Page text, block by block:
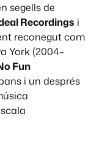
segells de
Recordings i
reconegut com
York (2004–
Fun
i un després